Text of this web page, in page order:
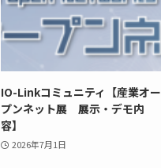
IO-Linkコミュニティ【産業オー
プンネット展 展示・デモ内
容】
2026年7月1日